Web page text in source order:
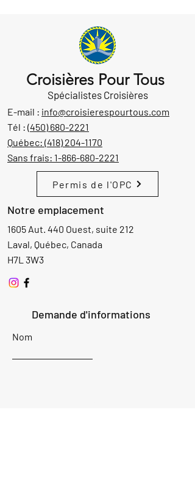
Croisières Pour Tous
Spécialistes Croisières
E-mail : info@croisierespourtous.com
Tél : (450) 680-2221
Québec: (418) 204-1170
Sans frais: 1-866-680-2221
Permis de l'OPC
Notre emplacement
1605 Aut. 440 Ouest, suite 212
Laval, Québec, Canada
H7L 3W3
Demande d'informations
Nom